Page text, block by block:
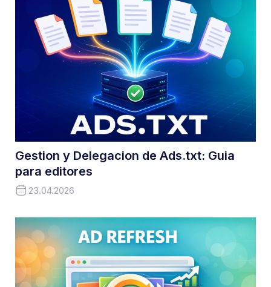
Gestion y Delegacion de Ads.txt: Guia
para editores
23.04.2026